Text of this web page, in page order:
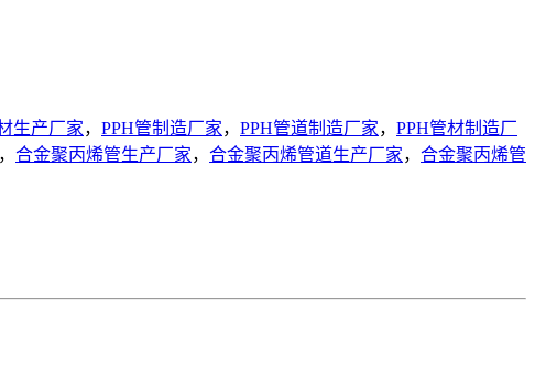
生产厂家， PPH管制造厂家， PPH管道制造厂家， PPH管材制造厂
， 合金聚丙烯管生产厂家， 合金聚丙烯管道生产厂家， 合金聚丙烯管